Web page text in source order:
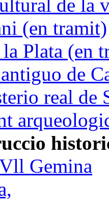
de la
(en tramit)
Plata (en
de
real de
Gemina